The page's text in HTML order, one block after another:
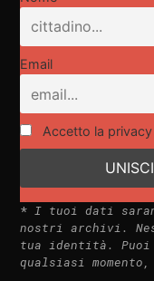
Email
Accetto la
* I tuoi dati
nostri archivi.
tua identità. Puoi
qualsiasi